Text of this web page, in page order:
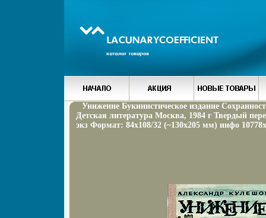
Унижение Букинистическое издание
Детская литература Москва, 1984 г Твердый
экз Формат: 84x108/32 (~130х205 мм) инфо